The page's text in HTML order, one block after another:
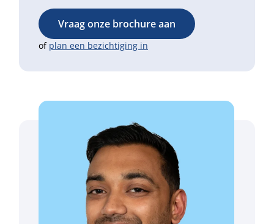
Vraag onze brochure aan
of plan een bezichtiging in